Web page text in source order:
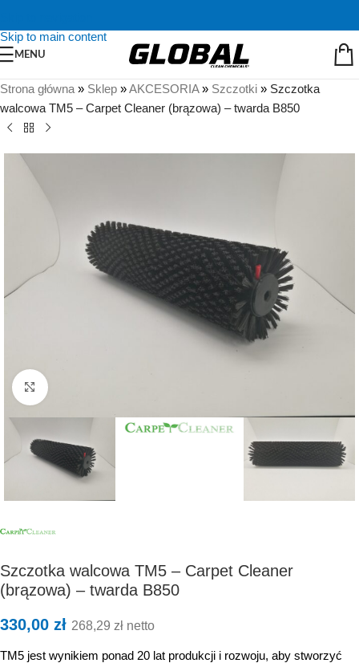
Skip to main content
MENU
Strona główna » Sklep »AKCESORIA» Szczotki » Szczotka
walcowa TM5 – Carpet Cleaner (brązowa) – twarda B850
Kliknij, aby powiększyć
Szczotka walcowa TM5 – Carpet Cleaner
(brązowa) – twarda B850
330,00 zł 268,29 zł netto
TM5 jest wynikiem ponad 20 lat produkcji i rozwoju, aby stworzyć